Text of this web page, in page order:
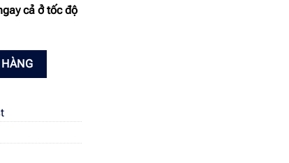
cả ở tốc độ
truyền động bền bỉ cho ô tô và máy móc công nghiệp số lượng